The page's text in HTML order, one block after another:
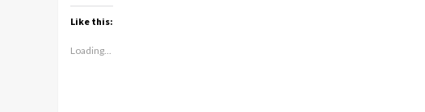
Like this:
Loading...